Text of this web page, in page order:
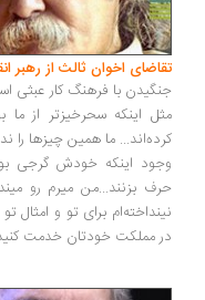
تقاضای اخوان ثالث از رهبر
جنگیدن با فرهنگ کار عبثی
مثل اینکه سحرخیزتر از
کرده‌اند... ما همین چیزها را
وجود اینکه خودش گرجی
حرف بزنند...من میرم رو
نینداخته‌ام برای تو و امثال
در مملکت خودتان خدمت